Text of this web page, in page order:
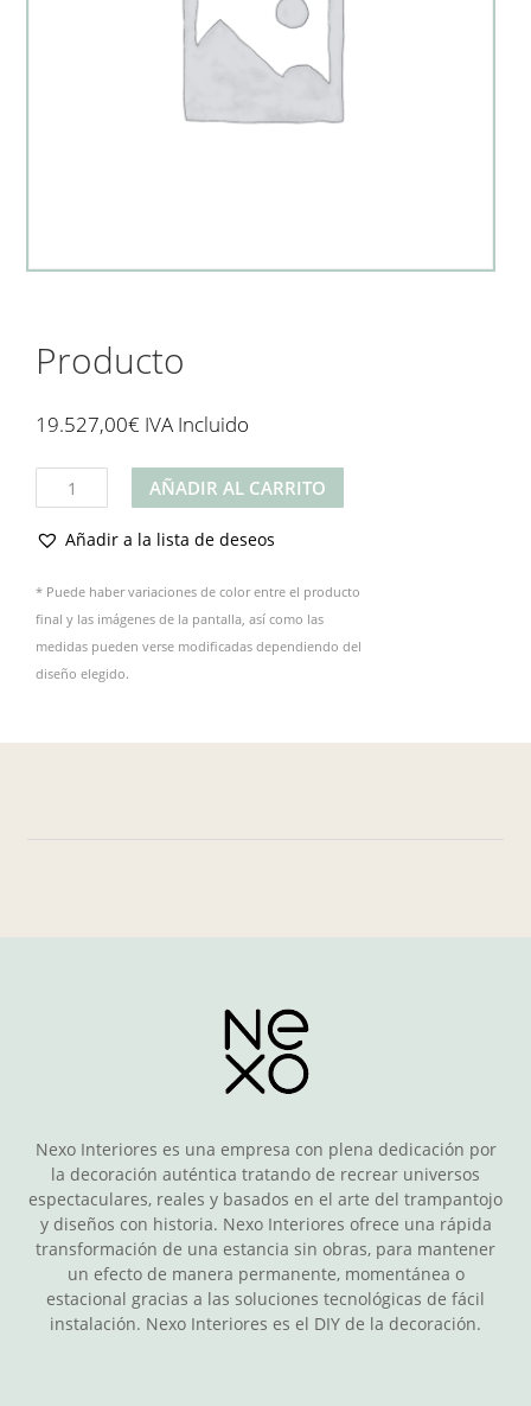
Producto
19.527,00€ IVA Incluido
Producto
cantidad
AÑADIR AL CARRITO
Añadir a la lista de deseos
* Puede haber variaciones de color entre el producto
final y las imágenes de la pantalla, así como las
medidas pueden verse modificadas dependiendo del
diseño elegido.
Nexo Interiores es una empresa con plena dedicación por
la decoración auténtica tratando de recrear universos
espectaculares, reales y basados en el arte del trampantojo
y diseños con historia. Nexo Interiores ofrece una rápida
transformación de una estancia sin obras, para mantener
un efecto de manera permanente, momentánea o
estacional gracias a las soluciones tecnológicas de fácil
instalación. Nexo Interiores es el DIY de la decoración.